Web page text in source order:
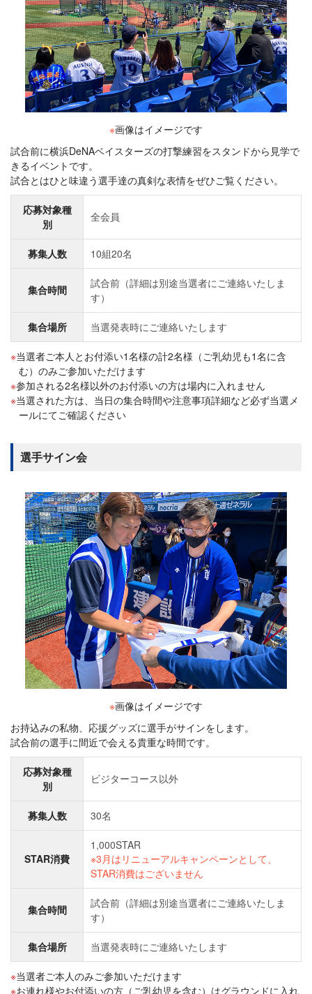
※画像はイメージです
試合前に横浜DeNAベイスターズの打撃練習をスタンドから見学で
きるイベントです。
試合とはひと味違う選手達の真剣な表情をぜひご覧ください。
応募対象種
別
全会員
募集人数 10組20名
集合時間
試合前（詳細は別途当選者にご連絡いたしま
す）
集合場所 当選発表時にご連絡いたします
当選者ご本人とお付添い1名様の計2名様（ご乳幼児も1名に含
む）のみご参加いただけます
参加される2名様以外のお付添いの方は場内に入れません
当選された方は、当日の集合時間や注意事項詳細など必ず当選メ
ールにてご確認ください
選手サイン会
※画像はイメージです
お持込みの私物、応援グッズに選手がサインをします。
試合前の選手に間近で会える貴重な時間です。
応募対象種
別
ビジターコース以外
募集人数 30名
STAR消費
1,000STAR
※3月はリニューアルキャンペーンとして、
STAR消費はございません
集合時間
試合前（詳細は別途当選者にご連絡いたしま
す）
集合場所 当選発表時にご連絡いたします
当選者ご本人のみご参加いただけます
お連れ様やお付添いの方（ご乳幼児を含む）はグラウンドに入れ